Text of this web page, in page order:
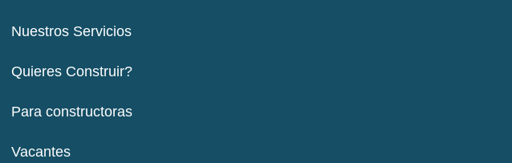
Nuestros Servicios
Quieres Construir?
Para constructoras
Vacantes